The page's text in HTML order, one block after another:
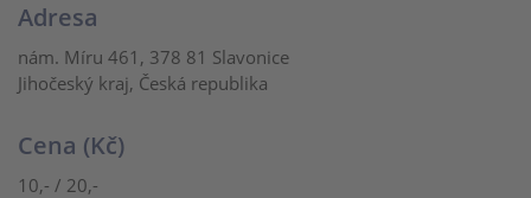
Adresa
nám. Míru 461, 378 81 Slavonice
Jihočeský kraj, Česká republika
Cena (Kč)
10,- / 20,-